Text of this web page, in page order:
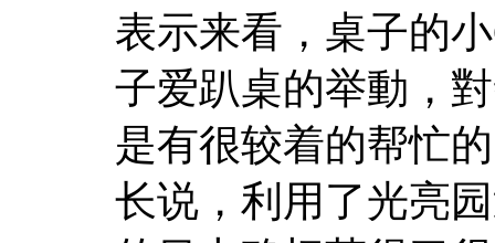
表示来看，桌子的
子爱趴桌的举動，
是有很较着的帮忙
长说，利用了光亮